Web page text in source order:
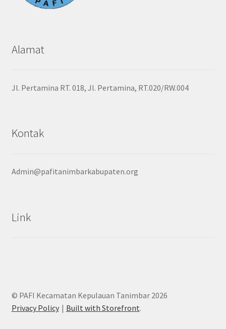
Alamat
Jl. Pertamina RT. 018, Jl. Pertamina, RT.020/RW.004
Kontak
Admin@pafitanimbarkabupaten.org
Link
© PAFI Kecamatan Kepulauan Tanimbar 2026
Privacy Policy
Built with Storefront.